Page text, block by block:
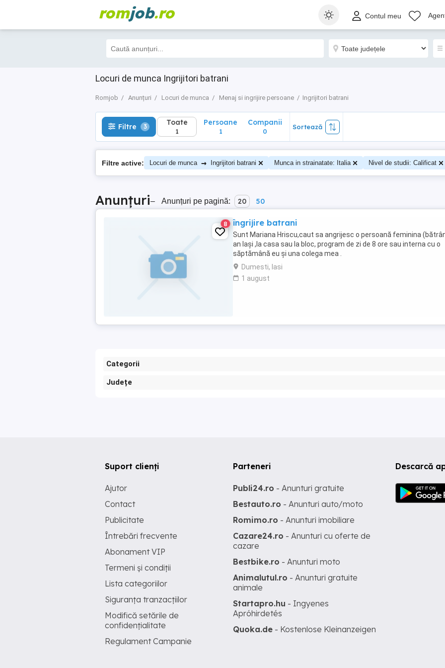
romjob.ro Contul meu
Locuri de munca Ingrijitori batrani
Romjob Anunțuri Locuri de munca Menaj si ingrijire persoane Ingrijitori batrani
Filtre 3 Toate
1
Filtre 3 Toate
1
Persoane
1
Companii
0
Sortează
Filtre active: Locuri de munca → Ingrijitori batrani Munca in strainatate: Italia Nivel de studii: Calificat
Anunțuri– Anunțuri pe pagină: 20 50
8 îngrijire batrani
Sunt Mariana Hriscu,caut sa angrijesc o persoană feminina
an Iași ,la casa sau la bloc, program de zi de 8 ore sau interna cu o
săptămână eu și una colega mea .
Dumesti, Iasi
1 august
Categorii
Județe
Descarcă
Suport clienți
Ajutor
Contact
Publicitate
Întrebări frecvente
Abonament VIP
Termeni și condiții
Lista categoriilor
Siguranța tranzacțiilor
Modifică setările de
confidențialitate
Regulament Campanie
Parteneri
Publi24.ro - Anunturi gratuite
Bestauto.ro - Anunturi auto/moto
Romimo.ro - Anunturi imobiliare
Cazare24.ro - Anunturi cu oferte de
cazare
Bestbike.ro - Anunturi moto
Animalutul.ro - Anunturi gratuite
animale
Startapro.hu - Ingyenes
Apróhirdetés
Quoka.de - Kostenlose Kleinanzeigen